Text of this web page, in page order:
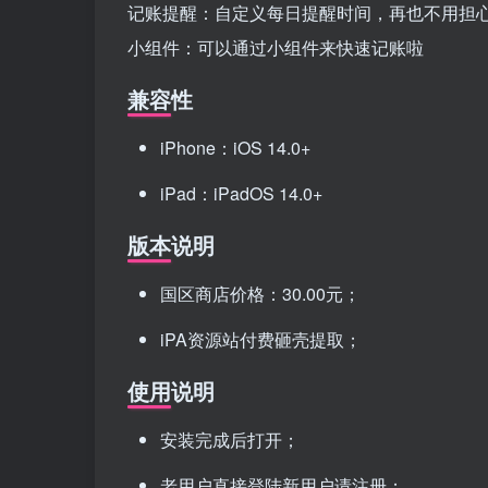
记账提醒：自定义每日提醒时间，再也不用担
小组件：可以通过小组件来快速记账啦
兼容性
iPhone：iOS 14.0+
iPad：iPadOS 14.0+
版本说明
国区商店价格：30.00元；
iPA资源站付费砸壳提取；
使用说明
安装完成后打开；